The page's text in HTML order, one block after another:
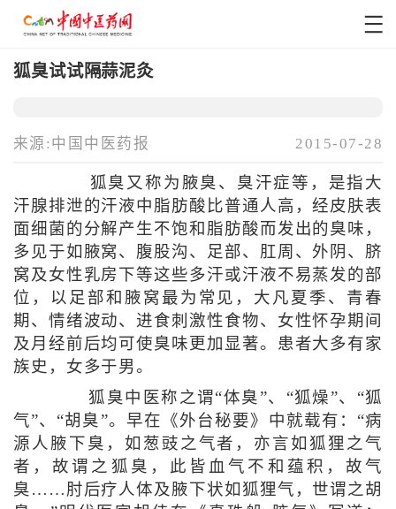
狐臭试试隔蒜泥灸
来源:中国中医药报 2015-07-28
狐臭又称为腋臭、臭汗症等，是指大
汗腺排泄的汗液中脂肪酸比普通人高，经皮肤表
面细菌的分解产生不饱和脂肪酸而发出的臭味，
多见于如腋窝、腹股沟、足部、肛周、外阴、脐
窝及女性乳房下等这些多汗或汗液不易蒸发的部
位，以足部和腋窝最为常见，大凡夏季、青春
期、情绪波动、进食刺激性食物、女性怀孕期间
及月经前后均可使臭味更加显著。患者大多有家
族史，女多于男。
狐臭中医称之谓“体臭”、“狐燥”、“狐
气”、“胡臭”。早在《外台秘要》中就载有：“病
源人腋下臭，如葱豉之气者，亦言如狐狸之气
者，故谓之狐臭，此皆血气不和蕴积，故气
臭……肘后疗人体及腋下状如狐狸气，世谓之胡